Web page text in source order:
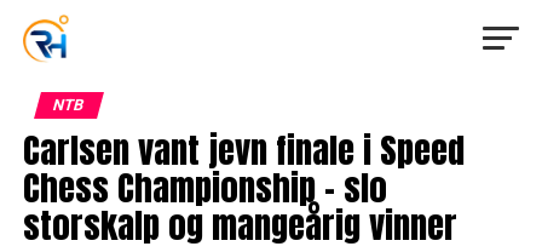
NTB
Carlsen vant jevn finale i Speed
Chess Championship – slo
storskalp og mangeårig vinner